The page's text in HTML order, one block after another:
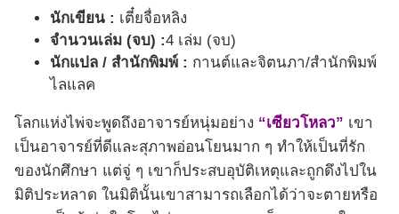
นักเขียน : เตี๋ยจื่อหลิง
จำนวนเล่ม (จบ) :4 เล่ม (จบ)
นักแปล / สำนักพิมพ์ : กานต์และจิตนภา/สำนักพิมพ์
ไลแลค
โลกแห่งไพ่จะพูดถึงอาจารย์หนุ่มอย่าง “เซียวโหลว” เขา
เป็นอาจารย์ที่ดีและสุภาพอ่อนโยนมาก ๆ ทำให้เป็นที่รัก
ของนักศึกษา แต่จู่ ๆ เขาก็ประสบอุบัติเหตุและถูกดึงไปใน
มิติประหลาด ในมิตินั้นเขาสามารถเลือกได้ว่าจะตายหรือ